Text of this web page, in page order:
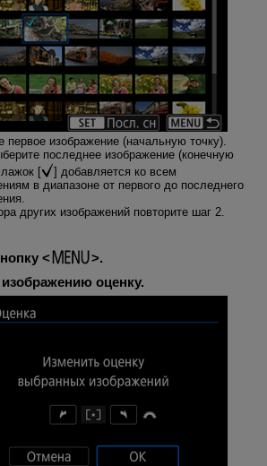
первое изображение (начальную точку).
последнее изображение (конечную
[
] добавляется ко всем
в диапазоне от первого до последнего
других изображений повторите шаг 2.
.
изображению оценку.